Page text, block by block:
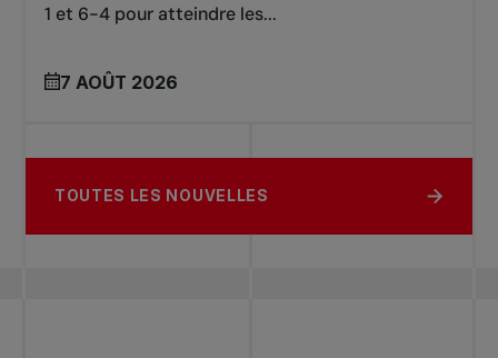
1 et 6-4 pour atteindre les...
7 AOÛT 2026
TOUTES LES NOUVELLES